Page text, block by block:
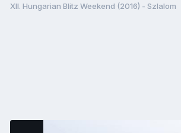
XII. Hungarian Blitz Weekend (2016) - Szlalom